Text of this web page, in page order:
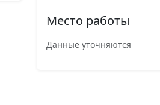
Место работы
Данные уточняются